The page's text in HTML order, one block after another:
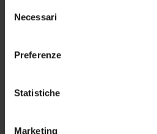
modificare o revocare il proprio
momento dalla Dichiarazione
raccogliere informazioni
geografica, con
delNecessari
Preferenze
Statistiche
Marketing
Sede: Verona
for Robotics and Smart
Classe di appartenenza: LM-